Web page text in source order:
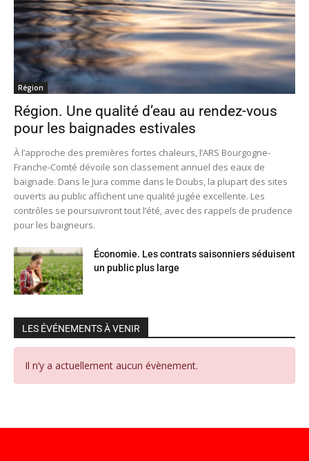
Région
Région. Une qualité d’eau au rendez-vous
pour les baignades estivales
À l’approche des premières fortes chaleurs, l’ARS Bourgogne-
Franche-Comté dévoile son classement annuel des eaux de
baignade. Dans le Jura comme dans le Doubs, la plupart des sites
ouverts au public affichent une qualité jugée excellente. Les
contrôles se poursuivront tout l’été, avec des rappels de prudence
pour les baigneurs.
Économie. Les contrats saisonniers séduisent
un public plus large
LES ÉVÉNEMENTS À VENIR
Il n’y a actuellement aucun évènement.